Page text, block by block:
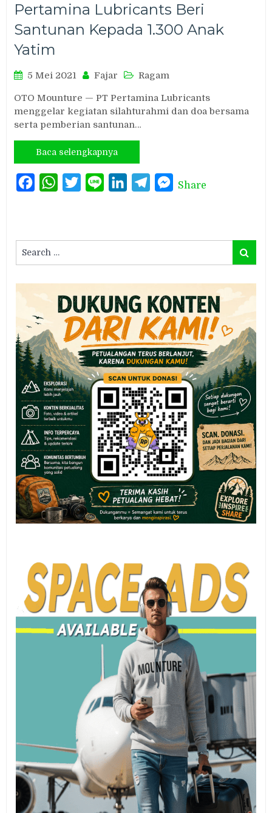
Pertamina Lubricants Beri
Santunan Kepada 1.300 Anak
Yatim
5 Mei 2021 Fajar Ragam
OTO Mounture — PT Pertamina Lubricants
menggelar kegiatan silahturahmi dan doa bersama
serta pemberian santunan…
Baca selengkapnya
FacebookWhatsAppTwitterLine LinkedInTelegramMessenger
Share
for:
Search